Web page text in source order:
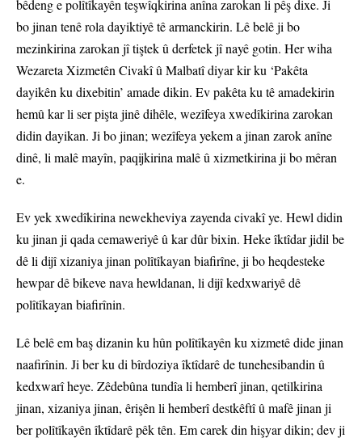
bêdeng e polîtîkayên teşwîqkirina anîna zarokan li pêş dixe. Ji
bo jinan tenê rola dayiktiyê tê armanckirin. Lê belê ji bo
mezinkirina zarokan jî tiştek û derfetek jî nayê gotin. Her wiha
Wezareta Xizmetên Civakî û Malbatî diyar kir ku ‘Pakêta
dayikên ku dixebitin’ amade dikin. Ev pakêta ku tê amadekirin
hemû kar li ser pişta jinê dihêle, wezîfeya xwedîkirina zarokan
didin dayikan. Ji bo jinan; wezîfeya yekem a jinan zarok anîne
dinê, li malê mayîn, paqijkirina malê û xizmetkirina ji bo mêran
e.
Ev yek xwedîkirina newekheviya zayenda civakî ye. Hewl didin
ku jinan ji qada cemaweriyê û kar dûr bixin. Heke îktîdar jidil be
dê li dijî xizaniya jinan polîtîkayan biafirîne, ji bo heqdesteke
hewpar dê bikeve nava hewldanan, li dijî kedxwariyê dê
polîtîkayan biafirînin.
Lê belê em baş dizanin ku hûn polîtîkayên ku xizmetê dide jinan
naafirînin. Ji ber ku di bîrdoziya îktîdarê de tunehesibandin û
kedxwarî heye. Zêdebûna tundîa li hemberî jinan, qetilkirina
jinan, xizaniya jinan, êrişên li hemberî destkêftî û mafê jinan ji
ber polîtîkayên îktîdarê pêk tên. Em carek din hişyar dikin; dev ji